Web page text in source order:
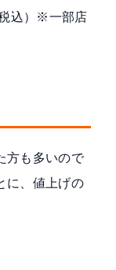
込）※一部店
方も多いので
に、値上げの